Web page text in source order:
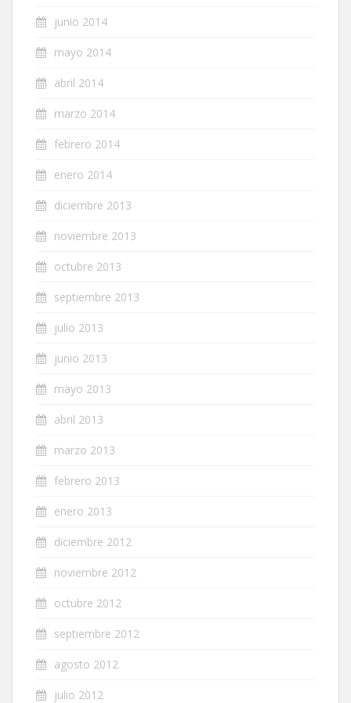
junio 2014
mayo 2014
abril 2014
marzo 2014
febrero 2014
enero 2014
diciembre 2013
noviembre 2013
octubre 2013
septiembre 2013
julio 2013
junio 2013
mayo 2013
abril 2013
marzo 2013
febrero 2013
enero 2013
diciembre 2012
noviembre 2012
octubre 2012
septiembre 2012
agosto 2012
julio 2012